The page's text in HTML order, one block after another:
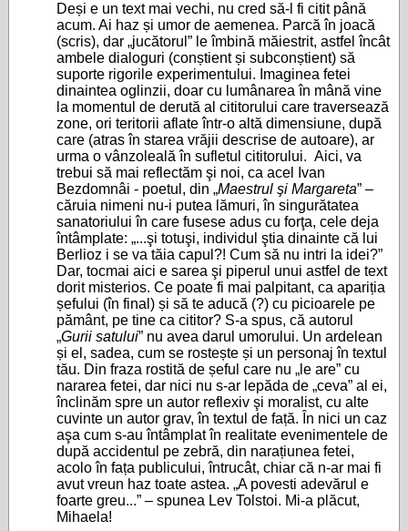
Deși e un text mai vechi, nu cred să-l fi citit până
acum. Ai haz și umor de aemenea. Parcă în joacă
(scris), dar „jucătorul” le îmbină măiestrit, astfel încât
ambele dialoguri (conștient și subconștient) să
suporte rigorile experimentului. Imaginea fetei
dinaintea oglinzii, doar cu lumânarea în mână vine
la momentul de derută al cititorului care traversează
zone, ori teritorii aflate într-o altă dimensiune, după
care (atras în starea vrăjii descrise de autoare), ar
urma o vânzoleală în sufletul cititorului. Aici, va
trebui să mai reflectăm şi noi, ca acel Ivan
Bezdomnâi - poetul, din „Maestrul şi Margareta” –
căruia nimeni nu-i putea lămuri, în singurătatea
sanatoriului în care fusese adus cu forţa, cele deja
întâmplate: „...şi totuşi, individul ştia dinainte că lui
Berlioz i se va tăia capul?! Cum să nu intri la idei?”
Dar, tocmai aici e sarea şi piperul unui astfel de text
dorit misterios. Ce poate fi mai palpitant, ca apariția
șefului (în final) și să te aducă (?) cu picioarele pe
pământ, pe tine ca cititor? S-a spus, că autorul
„Gurii satului” nu avea darul umorului. Un ardelean
și el, sadea, cum se rostește și un personaj în textul
tău. Din fraza rostită de șeful care nu „le are” cu
nararea fetei, dar nici nu s-ar lepăda de „ceva” al ei,
înclinăm spre un autor reflexiv şi moralist, cu alte
cuvinte un autor grav, în textul de față. În nici un caz
aşa cum s-au întâmplat în realitate evenimentele de
după accidentul pe zebră, din narațiunea fetei,
acolo în fața publicului, întrucât, chiar că n-ar mai fi
avut vreun haz toate astea. „A povesti adevărul e
foarte greu...” – spunea Lev Tolstoi. Mi-a plăcut,
Mihaela!